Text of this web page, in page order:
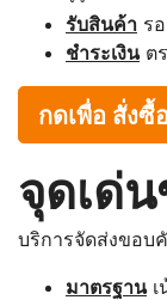
รับสินค้า ร
ชำระเงินตร
กดเพื่อ สั่งซื้อ
จุดเด่
บริการจัดส่งขอบ
มาตรฐานเ